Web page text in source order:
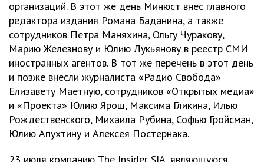
организаций. В этот же день Минюст внес главного
редактора издания Романа Баданина, а также
сотрудников Петра Маняхина, Ольгу Чуракову,
Марию Железнову и Юлию Лукьянову в реестр СМИ
иностранных агентов. В тот же перечень в этот день
и позже внесли журналиста «Радио Свобода»
Елизавету Маетную, сотрудников «Открытых медиа»
и «Проекта» Юлию Ярош, Максима Гликина, Илью
Рождественского, Михаила Рубина, Софью Гройсман,
Юлию Апухтину и Алексея Постернака.